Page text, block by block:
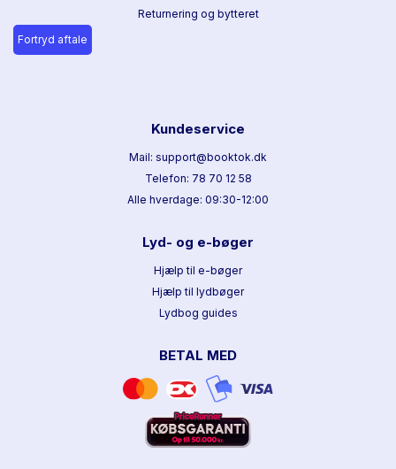
Returnering og bytteret
Fortryd aftale
Kundeservice
Mail: support@booktok.dk
Telefon: 78 70 12 58
Alle hverdage: 09:30-12:00
Lyd- og e-bøger
Hjælp til e-bøger
Hjælp til lydbøger
Lydbog guides
BETAL MED